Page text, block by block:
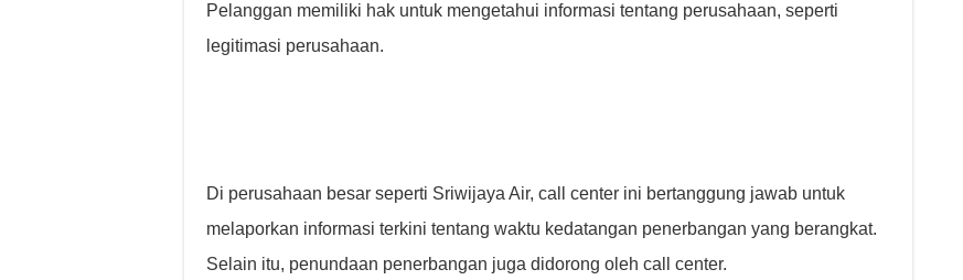
Pelanggan memiliki hak untuk mengetahui informasi tentang perusahaan, seperti
legitimasi perusahaan.
Di perusahaan besar seperti Sriwijaya Air, call center ini bertanggung jawab untuk
melaporkan informasi terkini tentang waktu kedatangan penerbangan yang berangkat.
Selain itu, penundaan penerbangan juga didorong oleh call center.